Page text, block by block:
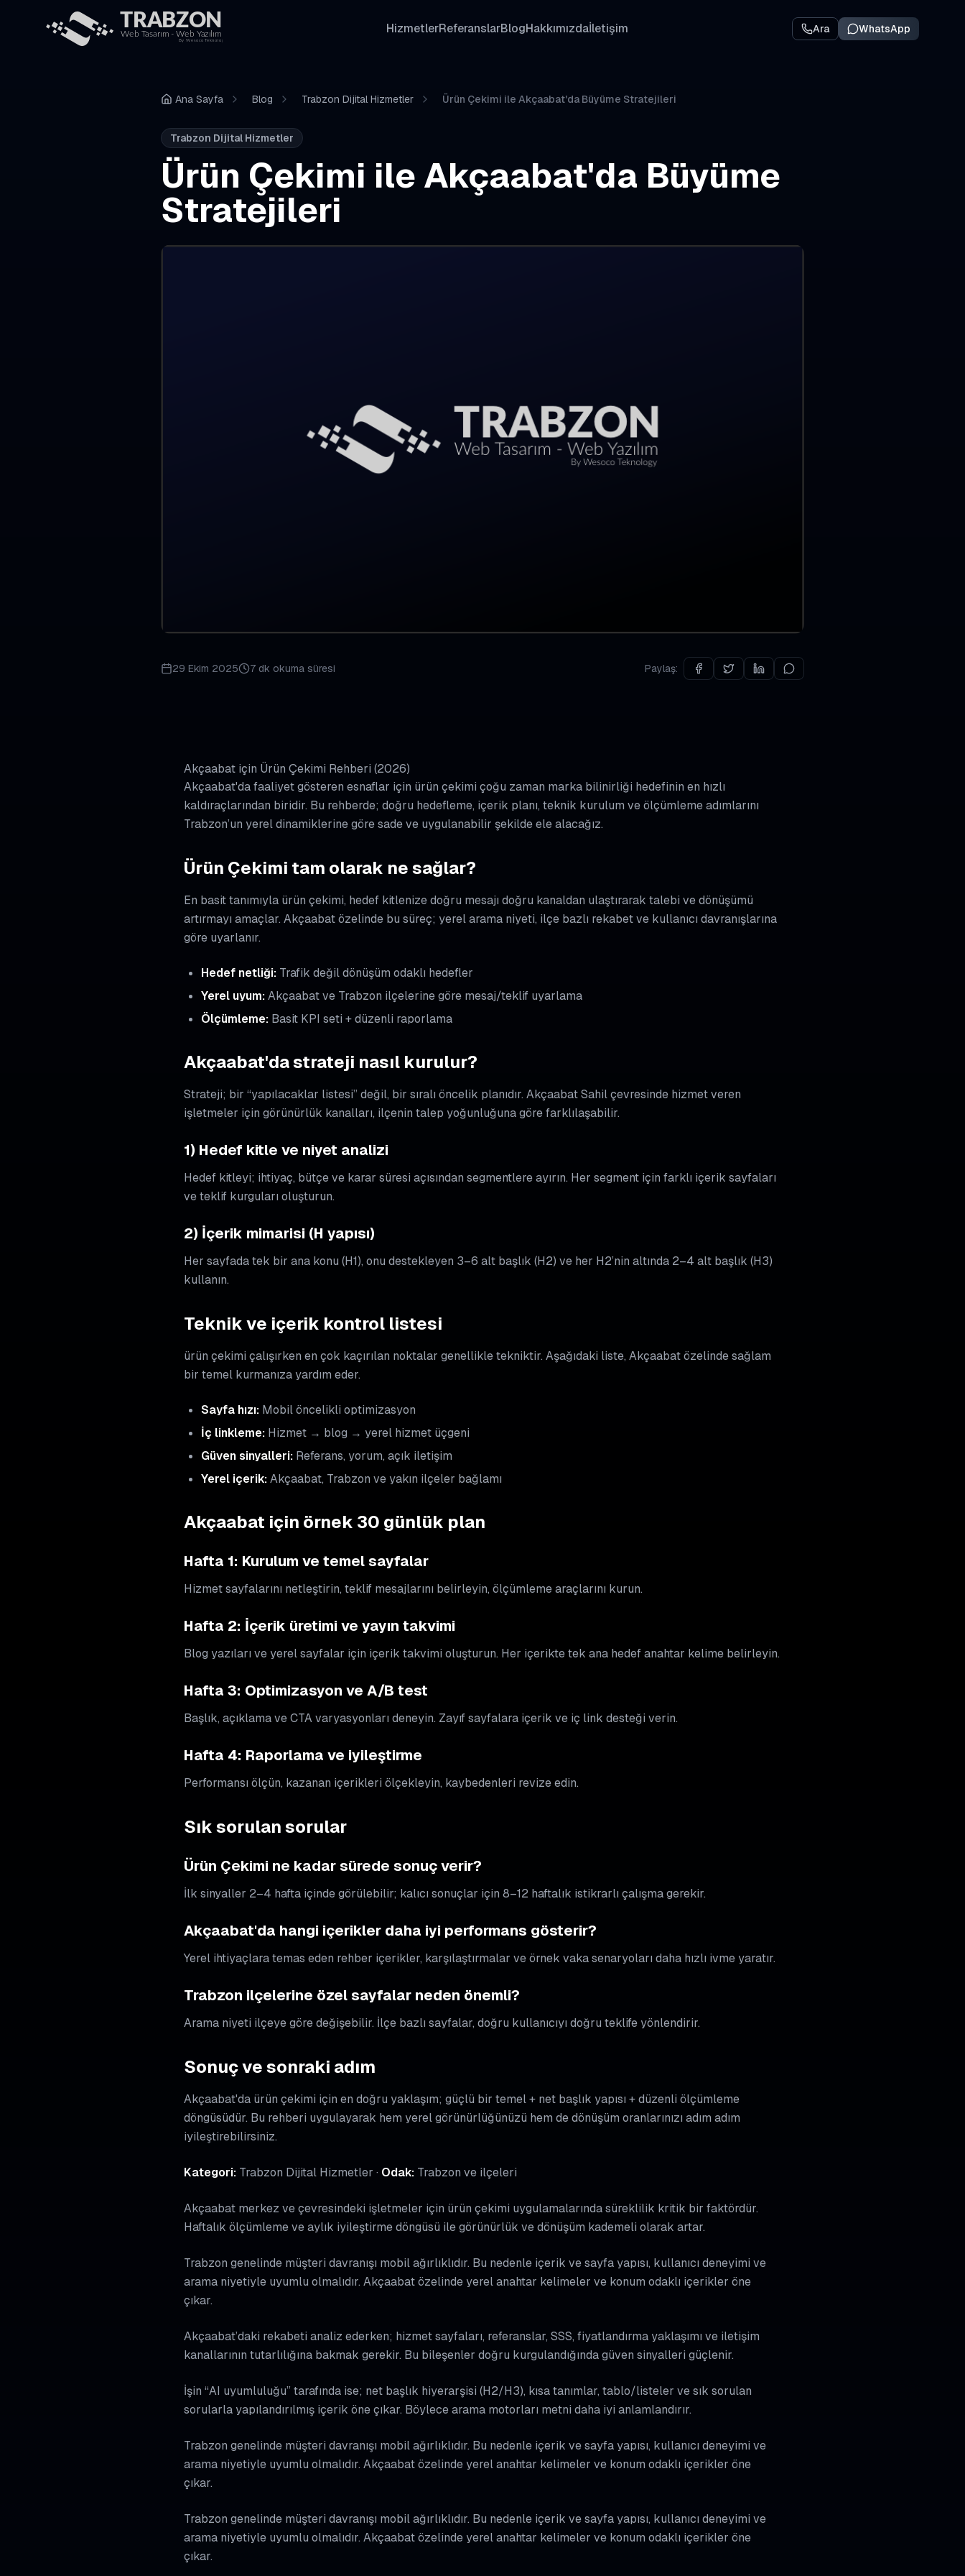
HizmetlerReferanslarBlogHakkımızdaİletişim Ara WhatsApp
Ana Sayfa Blog Trabzon Dijital Hizmetler Ürün Çekimi ile Akçaabat'da Büyüme Stratejileri
Trabzon Dijital Hizmetler
Ürün Çekimi ile Akçaabat'da Büyüme
Stratejileri
29 Ekim 2025 7 dk okuma süresi Paylaş:
Akçaabat için Ürün Çekimi Rehberi (2026)
Akçaabat'da faaliyet gösteren esnaflar için ürün çekimi çoğu zaman marka bilinirliği hedefinin en hızlı
kaldıraçlarından biridir. Bu rehberde; doğru hedefleme, içerik planı, teknik kurulum ve ölçümleme adımlarını
Trabzon’un yerel dinamiklerine göre sade ve uygulanabilir şekilde ele alacağız.
Ürün Çekimi tam olarak ne sağlar?
En basit tanımıyla ürün çekimi, hedef kitlenize doğru mesajı doğru kanaldan ulaştırarak talebi ve dönüşümü
artırmayı amaçlar. Akçaabat özelinde bu süreç; yerel arama niyeti, ilçe bazlı rekabet ve kullanıcı davranışlarına
göre uyarlanır.
Hedef netliği: Trafik değil dönüşüm odaklı hedefler
Yerel uyum:Akçaabat ve Trabzon ilçelerine göre mesaj/teklif uyarlama
Ölçümleme: Basit KPI seti + düzenli raporlama
Akçaabat'da strateji nasıl kurulur?
Strateji; bir “yapılacaklar listesi” değil, bir sıralı öncelik planıdır. Akçaabat Sahil çevresinde hizmet veren
işletmeler için görünürlük kanalları, ilçenin talep yoğunluğuna göre farklılaşabilir.
1) Hedef kitle ve niyet analizi
Hedef kitleyi; ihtiyaç, bütçe ve karar süresi açısından segmentlere ayırın. Her segment için farklı içerik sayfaları
ve teklif kurguları oluşturun.
2) İçerik mimarisi (H yapısı)
Her sayfada tek bir ana konu (H1), onu destekleyen 3–6 alt başlık (H2) ve her H2’nin altında 2–4 alt başlık (H3)
kullanın.
Teknik ve içerik kontrol listesi
ürün çekimi çalışırken en çok kaçırılan noktalar genellikle tekniktir. Aşağıdaki liste, Akçaabat özelinde sağlam
bir temel kurmanıza yardım eder.
Sayfa hızı: Mobil öncelikli optimizasyon
İç linkleme: Hizmet → blog → yerel hizmet üçgeni
Güven sinyalleri: Referans, yorum, açık iletişim
Yerel içerik:Akçaabat, Trabzon ve yakın ilçeler bağlamı
Akçaabat için örnek 30 günlük plan
Hafta 1: Kurulum ve temel sayfalar
Hizmet sayfalarını netleştirin, teklif mesajlarını belirleyin, ölçümleme araçlarını kurun.
Hafta 2: İçerik üretimi ve yayın takvimi
Blog yazıları ve yerel sayfalar için içerik takvimi oluşturun. Her içerikte tek ana hedef anahtar kelime belirleyin.
Hafta 3: Optimizasyon ve A/B test
Başlık, açıklama ve CTA varyasyonları deneyin. Zayıf sayfalara içerik ve iç link desteği verin.
Hafta 4: Raporlama ve iyileştirme
Performansı ölçün, kazanan içerikleri ölçekleyin, kaybedenleri revize edin.
Sık sorulan sorular
Ürün Çekimi ne kadar sürede sonuç verir?
İlk sinyaller 2–4 hafta içinde görülebilir; kalıcı sonuçlar için 8–12 haftalık istikrarlı çalışma gerekir.
Akçaabat'da hangi içerikler daha iyi performans gösterir?
Yerel ihtiyaçlara temas eden rehber içerikler, karşılaştırmalar ve örnek vaka senaryoları daha hızlı ivme yaratır.
Trabzon ilçelerine özel sayfalar neden önemli?
Arama niyeti ilçeye göre değişebilir. İlçe bazlı sayfalar, doğru kullanıcıyı doğru teklife yönlendirir.
Sonuç ve sonraki adım
Akçaabat'da ürün çekimi için en doğru yaklaşım; güçlü bir temel + net başlık yapısı + düzenli ölçümleme
döngüsüdür. Bu rehberi uygulayarak hem yerel görünürlüğünüzü hem de dönüşüm oranlarınızı adım adım
iyileştirebilirsiniz.
Kategori: Trabzon Dijital Hizmetler · Odak: Trabzon ve ilçeleri
Akçaabat merkez ve çevresindeki işletmeler için ürün çekimi uygulamalarında süreklilik kritik bir faktördür.
Haftalık ölçümleme ve aylık iyileştirme döngüsü ile görünürlük ve dönüşüm kademeli olarak artar.
Trabzon genelinde müşteri davranışı mobil ağırlıklıdır. Bu nedenle içerik ve sayfa yapısı, kullanıcı deneyimi ve
arama niyetiyle uyumlu olmalıdır. Akçaabat özelinde yerel anahtar kelimeler ve konum odaklı içerikler öne
çıkar.
Akçaabat’daki rekabeti analiz ederken; hizmet sayfaları, referanslar, SSS, fiyatlandırma yaklaşımı ve iletişim
kanallarının tutarlılığına bakmak gerekir. Bu bileşenler doğru kurgulandığında güven sinyalleri güçlenir.
İşin “AI uyumluluğu” tarafında ise; net başlık hiyerarşisi (H2/H3), kısa tanımlar, tablo/listeler ve sık sorulan
sorularla yapılandırılmış içerik öne çıkar. Böylece arama motorları metni daha iyi anlamlandırır.
Trabzon genelinde müşteri davranışı mobil ağırlıklıdır. Bu nedenle içerik ve sayfa yapısı, kullanıcı deneyimi ve
arama niyetiyle uyumlu olmalıdır. Akçaabat özelinde yerel anahtar kelimeler ve konum odaklı içerikler öne
çıkar.
Trabzon genelinde müşteri davranışı mobil ağırlıklıdır. Bu nedenle içerik ve sayfa yapısı, kullanıcı deneyimi ve
arama niyetiyle uyumlu olmalıdır. Akçaabat özelinde yerel anahtar kelimeler ve konum odaklı içerikler öne
çıkar.